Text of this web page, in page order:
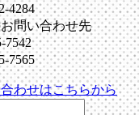
4284
問い合わせ先
7542
7565
わせはこちらから